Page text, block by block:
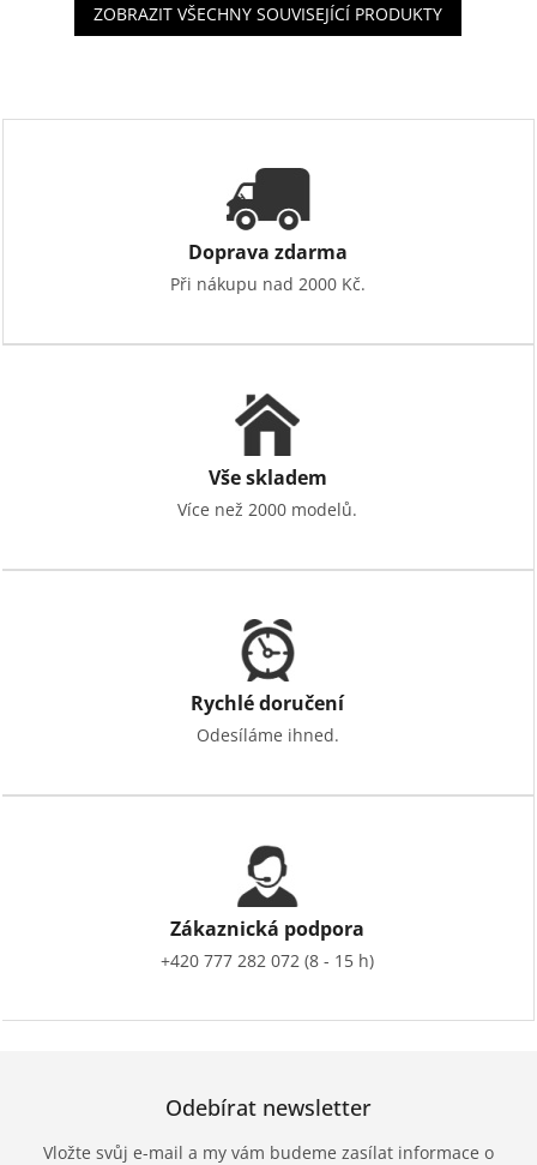
ZOBRAZIT VŠECHNY SOUVISEJÍCÍ PRODUKTY
Doprava zdarma
Při nákupu nad 2000 Kč.
Vše skladem
Více než 2000 modelů.
Rychlé doručení
Odesíláme ihned.
Zákaznická podpora
+420 777 282 072 (8 - 15 h)
Odebírat newsletter
Vložte svůj e-mail a my vám budeme zasílat informace o